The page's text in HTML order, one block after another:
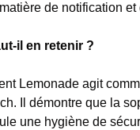
matière de notification et
il en retenir ?
Lemonade agit
Il démontre que la
une hygiène de